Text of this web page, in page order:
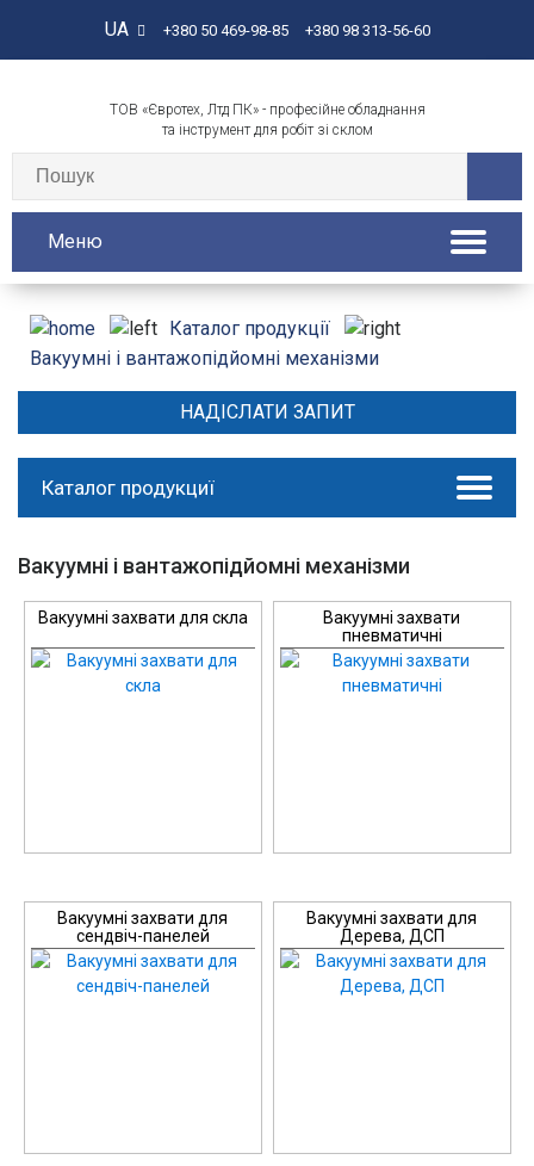
UA +380 50 469-98-85 +380 98 313-56-60
ТОВ «Євротех, Лтд ПК» - професійне обладнання
та інструмент для робіт зі склом
Меню
Каталог продукції
Вакуумні і вантажопідйомні механізми
НАДІСЛАТИ ЗАПИТ
Каталог продукциї
Вакуумні і вантажопідйомні механізми
Вакуумні захвати для скла
Вакуумні захвати
пневматичні
Вакуумні захвати для
сендвіч-панелей
Вакуумні захвати для
Дерева, ДСП